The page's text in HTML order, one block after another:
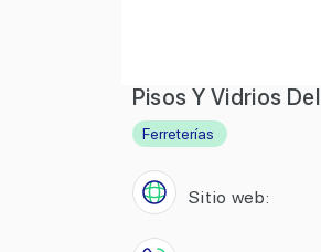
Pisos Y Vidrios
Ferreterías
Sitio web: